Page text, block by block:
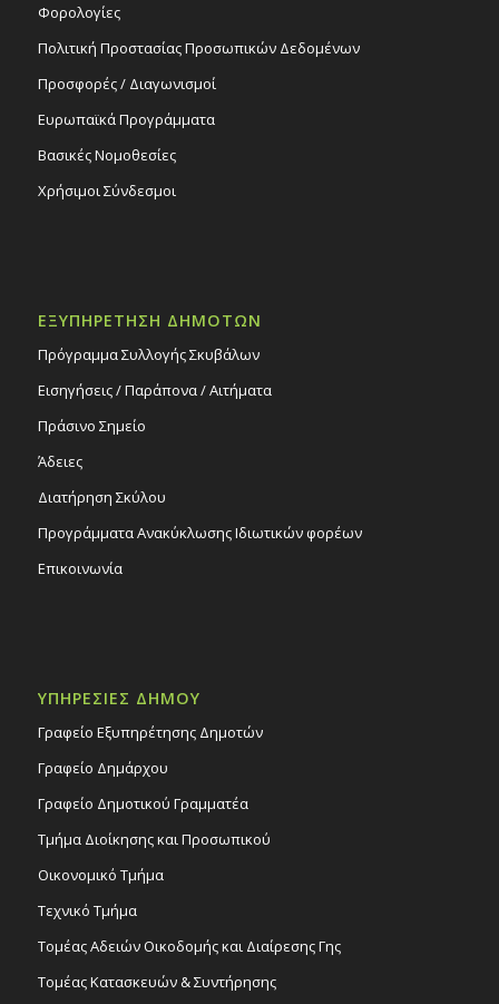
Φορολογίες
Πολιτική Προστασίας Προσωπικών Δεδομένων
Προσφορές / Διαγωνισμοί
Ευρωπαϊκά Προγράμματα
Βασικές Νομοθεσίες
Χρήσιμοι Σύνδεσμοι
ΕΞΥΠΗΡΕΤΗΣΗ ΔΗΜΟΤΩΝ
Πρόγραμμα Συλλογής Σκυβάλων
Εισηγήσεις / Παράπονα / Αιτήματα
Πράσινο Σημείο
Άδειες
Διατήρηση Σκύλου
Προγράμματα Ανακύκλωσης Ιδιωτικών φορέων
Επικοινωνία
ΥΠΗΡΕΣΙΕΣ ΔΗΜΟΥ
Γραφείο Εξυπηρέτησης Δημοτών
Γραφείο Δημάρχου
Γραφείο Δημοτικού Γραμματέα
Τμήμα Διοίκησης και Προσωπικού
Οικονομικό Τμήμα
Τεχνικό Τμήμα
Τομέας Αδειών Οικοδομής και Διαίρεσης Γης
Τομέας Κατασκευών & Συντήρησης